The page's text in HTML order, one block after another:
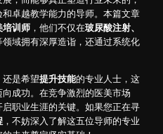
卓越教学能力的导师。本篇文章
培训师 ，他们不仅在玻尿酸注射、
领域拥有深厚造诣，还通过系统化
还是希望提升技能的专业人士，这
成功。在竞争激烈的医美市场
职业生涯的关键。如果您正在寻
，不妨深入了解这五位导师的专业